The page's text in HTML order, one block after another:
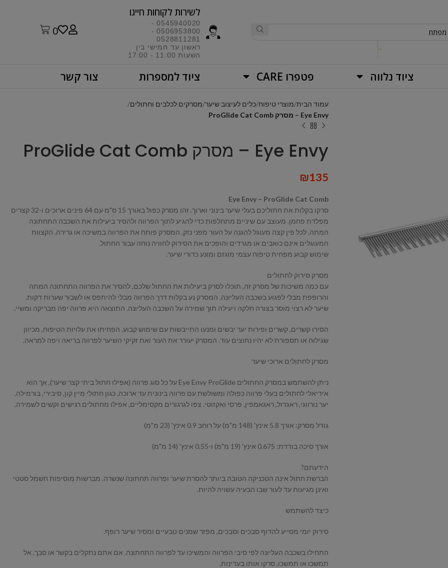
לשירות לקוחות חייגו​
0545940020 -
0506953800 -
0528811281
ראשון עד חמישי בין
השעות 11:00 - 17:00​
0
ציוד נלווה פטפרו CARE ציוד למספרות צור קשר
עמוד הבית מוצרי טיפוח כלים לעיצוב שיער מסרקים לכלבים וחתולים
Eye Envy – מסרק ProGlide Cat Comb
Eye Envy – מסרק ProGlide Cat Comb
₪135
Eye Envy – ProGlide Cat Comb
סרקו בקלות את חתוליכם בעלי שיער בינוני וארוך. זהו מסרק כפול באורך 15 ס"מ עם 64 פינים ארוכים ו-32 קצרים
מפלדת פחמן. מעוצב עם שיניים מתחלפות כדי להגיע לתוך הפרווה ולהסיר ביעילות את השכבה התחתונה
המתה. לכל פין קצה מעוגל להגנה על העור מפני נזק. המסרק פותח את הפרווה במשיכה או גרירה. הקצוות
המעוגלים אינם כואבים או מגרדים והופכים את הסירוק לחוויה נוחה עבור החתול.
שימוש קבוע מפחית טיפוח עצמי מוגזם ומונע כדורי שיער.
מסרק סירוק לחתולים
עם כמה משיכות של מסרק זה, תוכלו לסרק ביעילות את החתול שלכם, להסיר את הפרווה התחתונה המתה
והרופפת מבלי לפגוע בשכבה העליונה. המסרק נע בקלות דרך הפרווה מבלי להיתפס או לשבור שערות דקות.
שיער לא רצוי מוסר בצורה חלקה ויעילה תוך שמירה על השכבה העליונה. התוצאה היא פרווה יפה מבריקה ומשיי.
הסירו קשרים, קשרים ופירות יער יבשים ומנעו התייבשות עם שימוש קבוע. הפחיתו את עלויות הטיפוח, מכיוון
שגילוח או תספורת לא יהיו נחוצים עוד. המסרק יעורר את העור ואת זקיקי השיער לפרווה בריאה ויפה למראה.
מסרק לחתולים ארוכי שיער
ניתן להשתמש במסרק החתולים Eye Envy ProGlide על כל סוג פרווה (אפילו חתול ביתי קצר שיער), אך הוא
אידיאלי לחתולים בעלי פרווה כפולה ומשולשת עם פרווה בינונית עד ארוכה, כגון חתולי מיין קון, סיבירי, בורמילה,
יער נורווגי, ראגדול, ראגאמפין, פרסי ואקזוטי. צפו לגרגורים מקסימליים, אפילו מחתולים רגישים וקשים לשמירה.
גודל מסרק: אורך 5.8 אינץ' (148 מ"מ) על רוחב 0.9 אינץ' (23 מ"מ)
אורך סיכה בודדת: 0.675 אינץ' (19 מ"מ) ו-0.55 אינץ' (14 מ"מ)
הידעתם?
הברשת חתול אינה הטכניקה הטובה ביותר להסרת שיער ופרווה תחתונה שנשרה. מברשות מוסיפות חשמל סטטי
ואינן מגיעות עד לעור שבו הבעיה עשויה להיות.
כיצד להשתמש
סירוק יומי מסייע להדוף סבכים וסבכים, מפזר שמנים טבעיים ומסיר שיער רופף.
התחילו בשכבה העליונה לפי סיבי הפרווה והמשיכו עד לפרווה התחתונה. אם אתם נתקלים בקשר או סבך, אל
תמשכו או תמשכו, סרקו אותו בעדינות.